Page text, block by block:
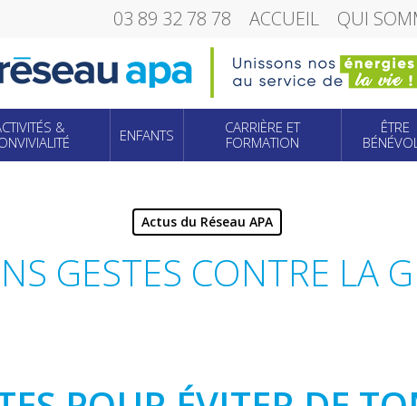
03 89 32 78 78 ACCUEIL QUI
&
ENFANTS
CARRIÈRE ET
FORMATION
ÊTRE
Actus du Réseau APA
GESTES CONTRE LA